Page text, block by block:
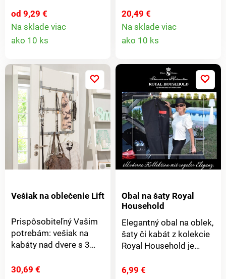
lavičke nádherne aj z
vonku - bez ohľadu na
sezónu!
od 9,29 €
Na sklade viac
ako 10 ks
tričiek alebo svetrov
úhľadne zložených a
nepokrčených. Svojím
Jednotlivé kusy môžete
bez námahy vybrať bez
toho, aby ste sa museli
prehrabávať v
ostatných. Prehľadne
usporiadané a
pripravené na použitie.
Bez pokrčenia. Udržuje
poriadok.
20,49 €
Na sklade viac
ako 10 ks
Vešiak na oblečenie Lift
Prispôsobiteľný Vašim
potrebám: vešiak na
kabáty nad dvere s 3
tašky, opasky, šály atď.
30,69 €
Obal na šaty Royal
Household
Elegantný obal na oblek,
šaty či kabát z kolekcie
Royal Household je
chce udržať svoj šatník v
6,99 €